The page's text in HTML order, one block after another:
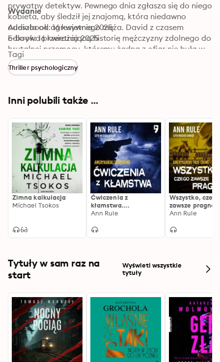
prywatny detektyw. Pewnego dnia zgłasza się do niego
kobieta, aby śledził jej znajomą, która niedawno
odeszła od agresywnego męża. David z czasem
odkrywa przerażającą historię mężczyzny zdolnego do
brutalnej przemocy, któremu żadna z ofiar nie była w
stanie udowodnić winy. W tym samym czasie kobiety z
ośrodka odkrywają, że Esther zniknęła.
mężczyzn wobec kobiet i o rzeczywistości, z którą
Jest to również debiut autorski Lisy Holmfjord.
Holmfjord przez długi czas była dyrektorką Duńskiego
Stowarzyszenia Kobiet i działa na rzecz
równouprawnienia, przestrzegania praw człowieka i
przeciwdziałania przemocy.
Wydanie
Audiobook: 16 kwietnia 2025
E-book: 16 kwietnia 2025
Tagi
Thriller psychologiczny
Inni polubili także ...
Zimna kalkulacja
Michael Tsokos
Ćwiczenia z
kłamstwa.
Amerykański True
Ann Rule
Wszystko,
zawsze
Amerykański
Ann Rule
Tytuły w sam raz na
start
Wyświetl wszystkie
tytuły